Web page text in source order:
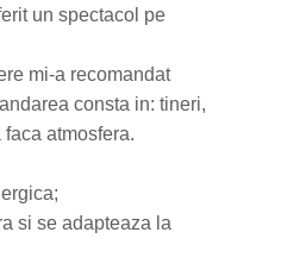
un spectacol pe
mi-a recomandat
consta in: tineri,
atmosfera.
si se adapteaza la